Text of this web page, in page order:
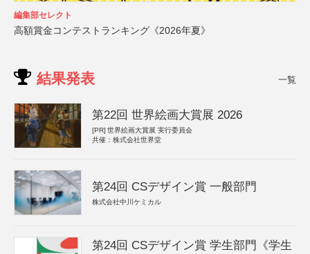
編集部セレクト
高額賞金コンテストランキング《2026年夏》
結果発表 一覧
第22回 世界絵画大賞展 2026
[PR] 世界絵画大賞展 実行委員会
共催：株式会社世界堂
第24回 CSデザイン賞 一般部門
株式会社中川ケミカル
第24回 CSデザイン賞 学生部門《学生